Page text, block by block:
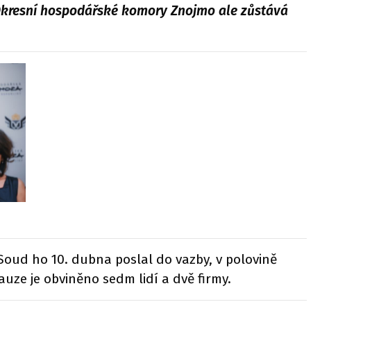
hospodářské komory Znojmo ale zůstává
ho 10. dubna poslal do vazby, v polovině
je obviněno sedm lidí a dvě firmy.